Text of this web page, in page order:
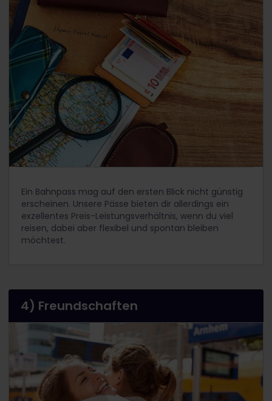
Ein Bahnpass mag auf den ersten Blick nicht günstig
erscheinen. Unsere Pässe bieten dir allerdings ein
exzellentes Preis-Leistungsverhältnis, wenn du viel
reisen, dabei aber flexibel und spontan bleiben
möchtest.
4) Freundschaften